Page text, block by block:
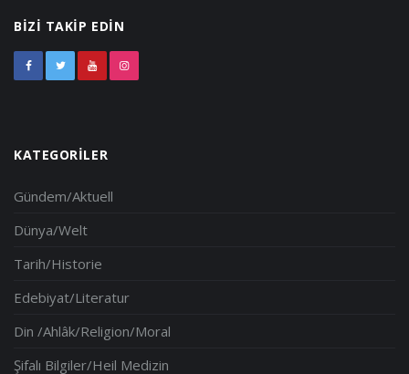
BIZI TAKIP EDIN
KATEGORILER
Gündem/Aktuell
Dünya/Welt
Tarih/Historie
Edebiyat/Literatur
Din /Ahlâk/Religion/Moral
Şifalı Bilgiler/Heil Medizin